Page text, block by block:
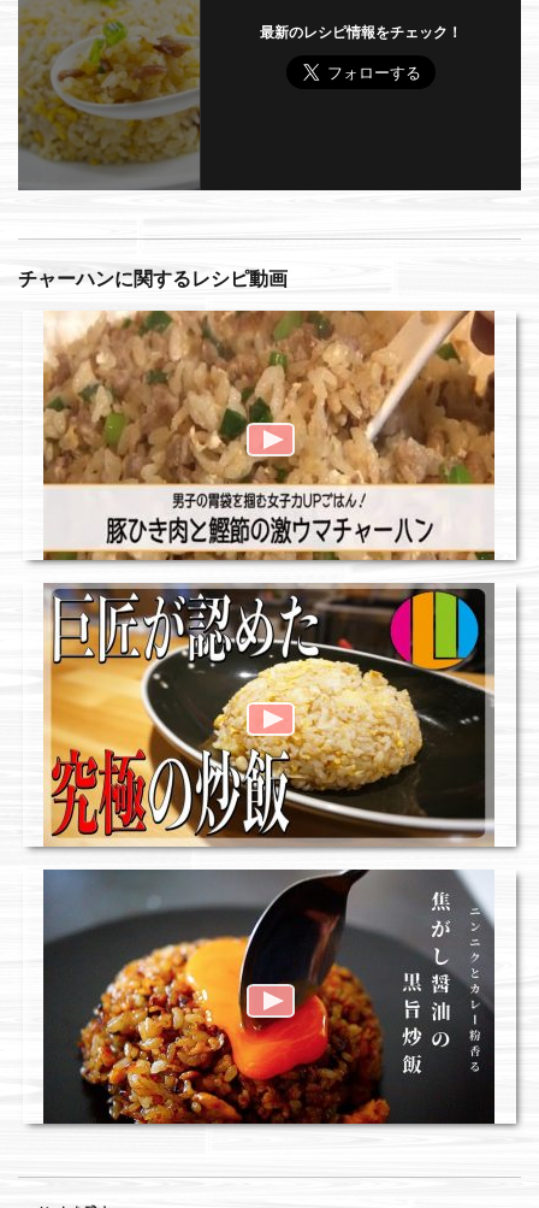
最新のレシピ情報をチェック！
チャーハンに関するレシピ動画